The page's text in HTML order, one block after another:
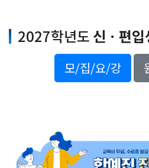
2027학년도 신ㆍ편입
모/집/요/강